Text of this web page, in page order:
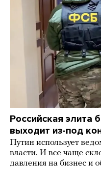
Российская элита
выходит из-под
Путин использует
власти. И все чаще
давления на бизнес и